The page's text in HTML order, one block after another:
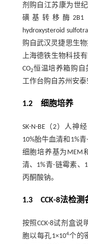
剂购自江苏康为世
磺基转移酶2B1（
hydroxysteroid
购自武汉灵捷思生物
上海德铁生物科技
CO2恒温培养箱购自
工作台购自苏州安泰
1.2 细胞培养
SK-N-BE（2）人神
10%胎牛血清和1%
细胞培养基为MEM
清、1%青-链霉素、
丙酮酸钠。
1.3 CCK-8法检测
按照CCK-8试剂盒
胞以每孔1×104个的